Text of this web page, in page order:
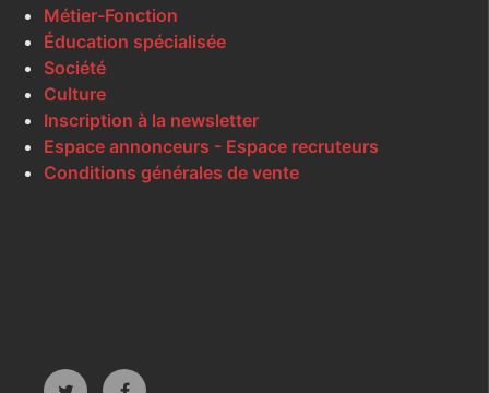
Métier-Fonction
Éducation spécialisée
Société
Culture
Inscription à la newsletter
Espace annonceurs - Espace recruteurs
Conditions générales de vente